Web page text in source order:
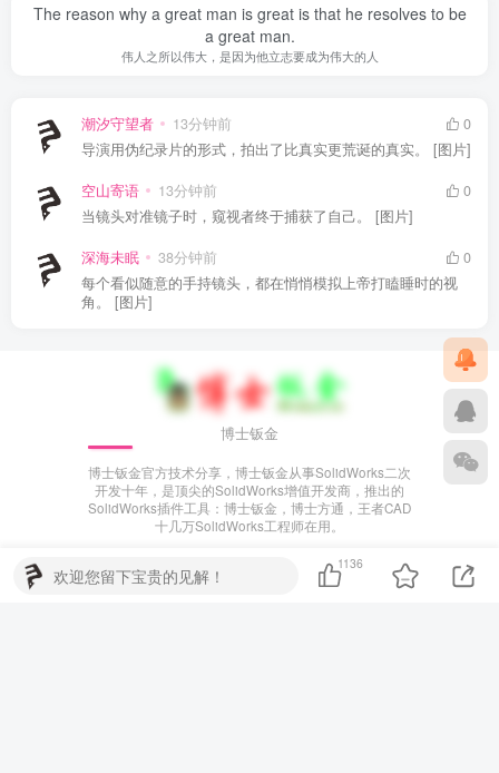
The reason why a great man is great is that he resolves to be
a great man.
伟人之所以伟大，是因为他立志要成为伟大的人
潮汐守望者 13分钟前
0
导演用伪纪录片的形式，拍出了比真实更荒诞的真实。 [图片]
空山寄语 13分钟前
0
当镜头对准镜子时，窥视者终于捕获了自己。 [图片]
深海未眠 38分钟前
0
每个看似随意的手持镜头，都在悄悄模拟上帝打瞌睡时的视
角。 [图片]
博士钣金
博士钣金官方技术分享，博士钣金从事SolidWorks二次
开发十年，是顶尖的SolidWorks增值开发商，推出的
SolidWorks插件工具：博士钣金，博士方通，王者CAD
十几万SolidWorks工程师在用。
博士钣金官方---www.bsbanjin.com
欢迎您留下宝贵的见解！
1136